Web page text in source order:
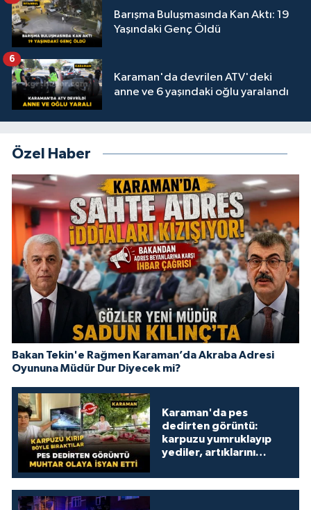
Barışma Buluşmasında Kan Aktı: 19
Yaşındaki Genç Öldü
Karaman'da devrilen ATV'deki
anne ve 6 yaşındaki oğlu yaralandı
6
Özel Haber
Bakan Tekin'e Rağmen Karaman’da Akraba Adresi
Oyununa Müdür Dur Diyecek mi?
Karaman'da pes
dedirten görüntü:
karpuzu yumruklayıp
yediler, artıklarını